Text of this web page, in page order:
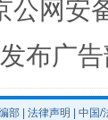
法
公网安
布广
部 法律声明 | 中国